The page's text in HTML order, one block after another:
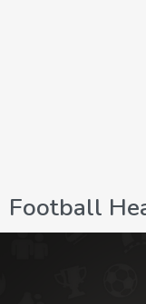
Football